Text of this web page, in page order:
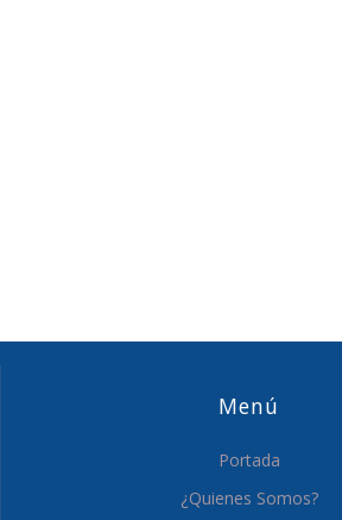
Menú
Portada
¿Quienes Somos?